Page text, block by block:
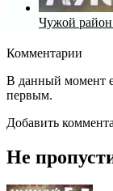
Чужой район
Комментарии
В данный момент
первым.
Добавить
Не